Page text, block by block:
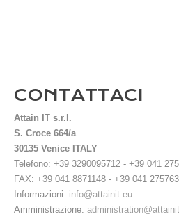
CONTATTACI
Attain IT s.r.l.
S. Croce 664/a
30135 Venice ITALY
Telefono: +39 3290095712 - +39 041
FAX: +39 041 8871148 - +39 041
Informazioni: info@attainit.eu
Amministrazione: